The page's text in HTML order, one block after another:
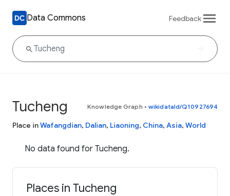
Data Commons Feedback
Tucheng Knowledge Graph • wikidataId/Q10927694
Place inWafangdian, Dalian, Liaoning, China, Asia, World
No data found for Tucheng.
Places in Tucheng